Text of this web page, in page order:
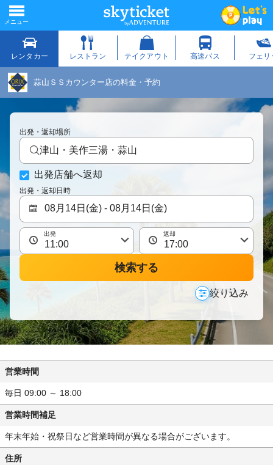
蒜山ＳＳカウンター店の料金・予約
出発・返却場所
津山・美作三湯・蒜山
出発店舗へ返却
出発・返却日時
出発 返却
検索する
絞り込み
営業時間
毎日 09:00 ～ 18:00
営業時間補足
年末年始・祝祭日など営業時間が異なる場合がございます。
住所